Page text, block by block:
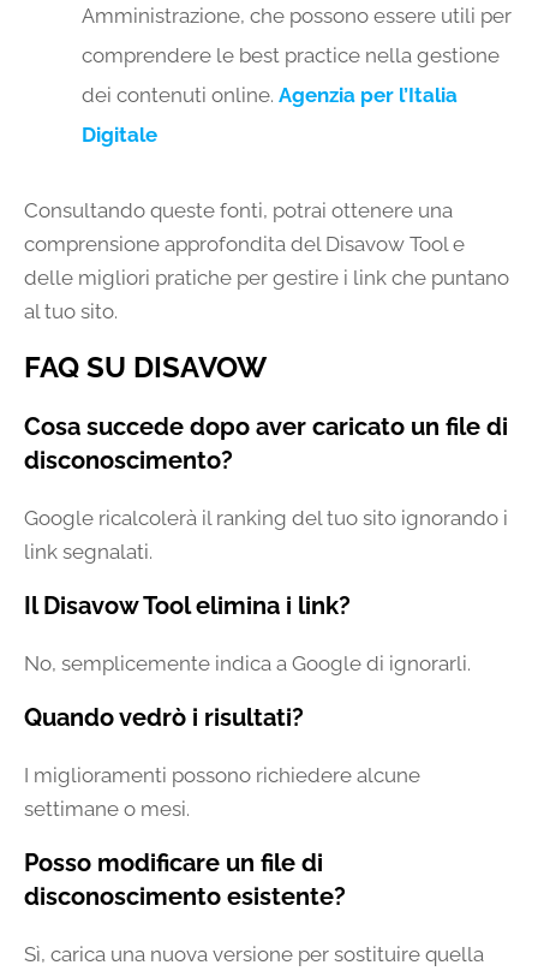
Amministrazione, che possono essere utili per
comprendere le best practice nella gestione
dei contenuti online. Agenzia per l’Italia
Digitale
Consultando queste fonti, potrai ottenere una
comprensione approfondita del Disavow Tool e
delle migliori pratiche per gestire i link che puntano
al tuo sito.
FAQ SU DISAVOW
Cosa succede dopo aver caricato un file di
disconoscimento?
Google ricalcolerà il ranking del tuo sito ignorando i
link segnalati.
Il Disavow Tool elimina i link?
No, semplicemente indica a Google di ignorarli.
Quando vedrò i risultati?
I miglioramenti possono richiedere alcune
settimane o mesi.
Posso modificare un file di
disconoscimento esistente?
Sì, carica una nuova versione per sostituire quella